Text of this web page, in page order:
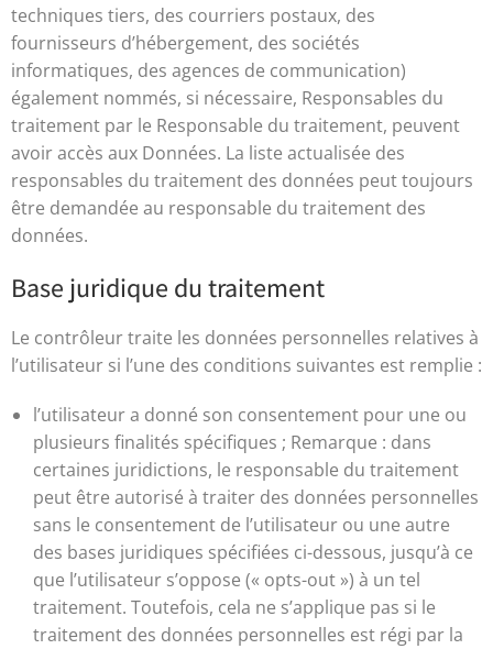
techniques tiers, des courriers postaux, des
fournisseurs d’hébergement, des sociétés
informatiques, des agences de communication)
également nommés, si nécessaire, Responsables du
traitement par le Responsable du traitement, peuvent
avoir accès aux Données. La liste actualisée des
responsables du traitement des données peut toujours
être demandée au responsable du traitement des
données.
Base juridique du traitement
Le contrôleur traite les données personnelles relatives à
l’utilisateur si l’une des conditions suivantes est remplie :
l’utilisateur a donné son consentement pour une ou
plusieurs finalités spécifiques ; Remarque : dans
certaines juridictions, le responsable du traitement
peut être autorisé à traiter des données personnelles
sans le consentement de l’utilisateur ou une autre
des bases juridiques spécifiées ci-dessous, jusqu’à ce
que l’utilisateur s’oppose (« opts-out ») à un tel
traitement. Toutefois, cela ne s’applique pas si le
traitement des données personnelles est régi par la